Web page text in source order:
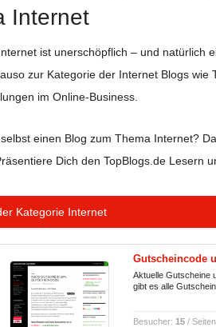
Internet
ist unerschöpflich – und natürlich
zur Kategorie der Internet Blogs
im Online-Business.
einen Blog zum Thema Internet?
Dich den TopBlogs.de Lesern
Kategorie Internet
Gutscheincode
Aktuelle Gutscheine
gibt es alle
Besucher: 15/